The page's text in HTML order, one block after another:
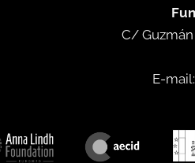
C/ Guzmán
E-mail: